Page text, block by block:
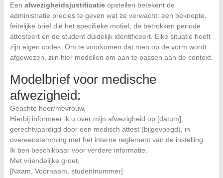
Een afwezigheidsjustificatieopstellen betekent de
administratie precies te geven wat ze verwacht: een beknopte,
feitelijke brief die het specifieke motief, de betrokken periode
attesteert en de student duidelijk identificeert. Elke situatie heeft
zijn eigen codes. Om te voorkomen dat men op de vorm wordt
afgewezen, zijn hier modellen om aan te passen aan de context.
Modelbrief voor medische
afwezigheid:
Geachte heer/mevrouw,
Hierbij informeer ik u over mijn afwezigheid op [datum],
gerechtvaardigd door een medisch attest (bijgevoegd), in
overeenstemming met het interne reglement van de instelling.
Ik ben beschikbaar voor verdere informatie.
Met vriendelijke groet,
[Naam, Voornaam, studentnummer]